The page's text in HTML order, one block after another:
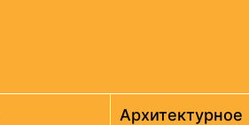
Архитектурное